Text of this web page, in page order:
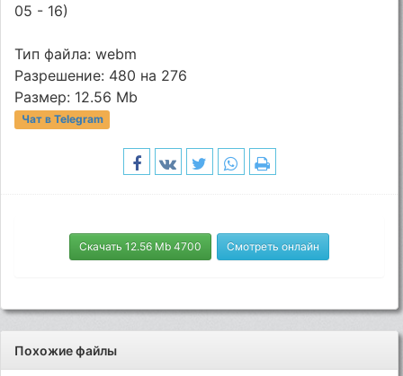
05 - 16)
Тип файла: webm
Разрешение: 480 на 276
Размер: 12.56 Mb
Чат в Telegram
Скачать 12.56 Mb 4700 Смотреть онлайн
Похожие файлы